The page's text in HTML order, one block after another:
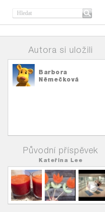
Autora si uložili
Barbora
Němečková
Původní příspěvek
Kateřina Lee